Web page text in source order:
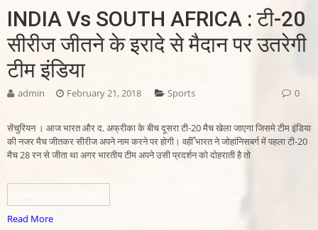
INDIA Vs SOUTH AFRICA : टी-20
सीरीज जीतने के इरादे से मैदान पर उतरेगी
टीम इंडिया
admin February 21, 2018 Sports 0
सेंचुरियन । आज भारत और द. अफ्रीका के बीच दूसरा टी-20 मैच खेला जाएगा जिसमे टीम इंडिया
की नजर मैच जीतकर सीरीज अपने नाम करने पर होगी। वहीँ भारत ने जोहांनिसबर्ग में पहला टी-20
मैच 28 रन से जीता था अगर भारतीय टीम अपने उसी प्रदर्शन को दोहराती है तो
Read More